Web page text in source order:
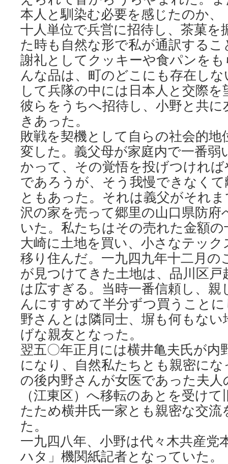
本人と馴染む必要を感じたのか、
十人単位で兵営に招待し、茶菓を
た時も自然な形で私が通訳する
謝礼としてクッキーや食パンを
んな品は、町のどこにも存在し
して兵隊の中には日本人と交際
彼らをうちへ招待し、小野と共
きあった。
敗戦を契機として自らの社会的地
変した。義父母が家庭内で一番弱
かって、その覚悟を投げつけれ
であろうが、そう我慢できなく
ともあった。それは義父がそれ
沢の家を売って郷里の山口県防府
いた。私たちはその売れた金額
大崎に土地を買い、小さなテッ
移り住んだ。一九四九年十二月の
が見つけてきた土地は、品川区
は広すぎる。当時一番信頼し、親
んにすすめて半分ずつ買うこと
野さんとは隣同士、塀も何もな
げな親友となった。
翌五〇年正月には横井亀夫氏が内
になり、自然私たちとも親密に
の後内野さんが女医であった夫
（江東区）へ移転のあとを受け
たため横井氏一家とも親密な交
た。
一九四八年、小野は代々木共産党
ハタ」機関紙記者となっていた。